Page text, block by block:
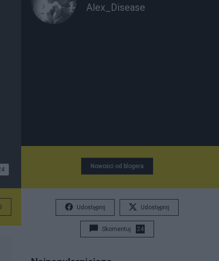
Alex_Disease
Nowości od blogera
Udostępnij Udostępnij
Skomentuj 24